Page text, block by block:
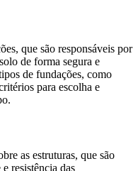
que são responsáveis por
de forma segura e
de fundações, como
para escolha e
as estruturas, que são
resistência das